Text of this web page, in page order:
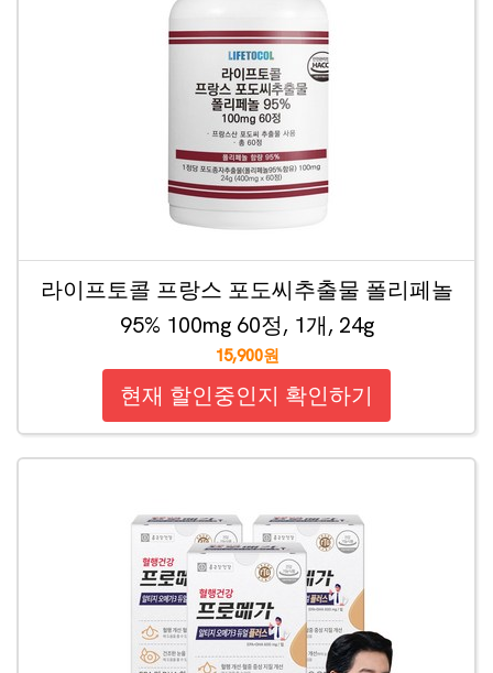
라이프토콜 프랑스 포도씨추출물 폴리페놀
95% 100mg 60정, 1개, 24g
15,900원
현재 할인중인지 확인하기